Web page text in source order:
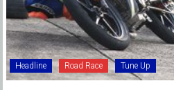
Headline Road Race Tune Up